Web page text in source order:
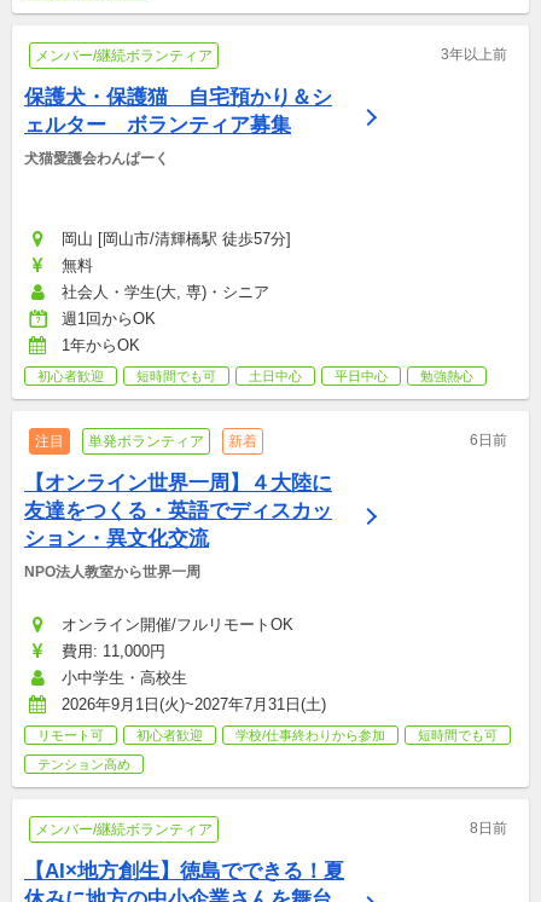
メンバー/継続ボランティア 3年以上前
保護犬・保護猫　自宅預かり＆シ
ェルター　ボランティア募集
犬猫愛護会わんぱーく
岡山 [岡山市/清輝橋駅 徒歩57分]
無料
社会人・学生(大, 専)・シニア
週1回からOK
1年からOK
初心者歓迎 短時間でも可 土日中心 平日中心 勉強熱心
注目 単発ボランティア 新着 6日前
【オンライン世界一周】４大陸に
友達をつくる・英語でディスカッ
ション・異文化交流
NPO法人教室から世界一周
オンライン開催/フルリモートOK
費用: 11,000円
小中学生・高校生
2026年9月1日(火)~2027年7月31日(土)
リモート可 初心者歓迎 学校/仕事終わりから参加
短時間でも可
テンション高め
メンバー/継続ボランティア 8日前
【AI×地方創生】徳島でできる！夏